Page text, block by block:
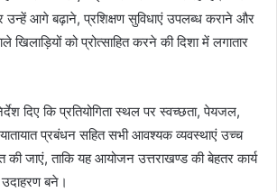
उन्हें आगे बढ़ाने, प्रशिक्षण सुविधाएं उपलब्ध कराने और
खिलाड़ियों को प्रोत्साहित करने की दिशा में लगातार
दिए कि प्रतियोगिता स्थल पर स्वच्छता, पेयजल,
यातायात प्रबंधन सहित सभी आवश्यक व्यवस्थाएं उच्च
की जाएं, ताकि यह आयोजन उत्तराखण्ड की बेहतर कार्य
बने।